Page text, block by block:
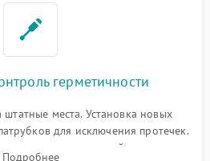
герметичности
места. Установка новых
для исключения протечек.
гидравлической системы,
Подробнее